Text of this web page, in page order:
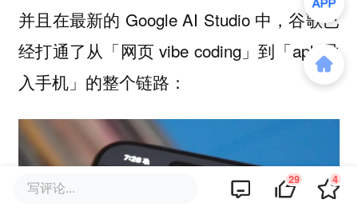
并且在最新的 Google AI Studio 中，谷歌已
经打通了从「网页 vibe coding」到「apk 导
入手机」的整个链路：
写评论... 29 4